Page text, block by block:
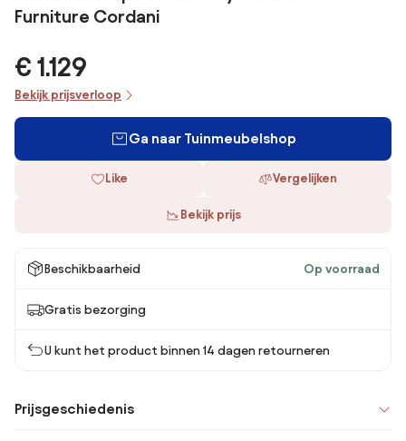
Furniture Cordani
€ 1.129
Bekijk prijsverloop
Ga naar Tuinmeubelshop
Like Vergelijken
Bekijk prijs
Beschikbaarheid Op voorraad
Gratis bezorging
U kunt het product binnen 14 dagen retourneren
Prijsgeschiedenis